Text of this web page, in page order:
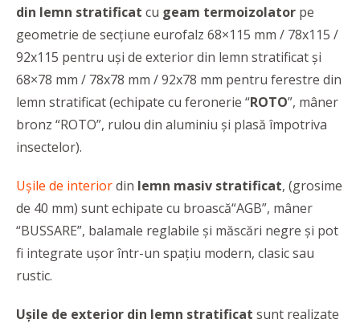
din lemn stratificat cu geam termoizolator pe
geometrie de secțiune eurofalz 68×115 mm / 78x115 /
92x115 pentru uși de exterior din lemn stratificat și
68×78 mm / 78x78 mm / 92x78 mm pentru ferestre din
lemn stratificat (echipate cu feronerie “ROTO”, mâner
bronz “ROTO”, rulou din aluminiu și plasă împotriva
insectelor).
Ușile de interiordin lemn masiv stratificat, (grosime
de 40 mm) sunt echipate cu broască“AGB”, mâner
“BUSSARE”, balamale reglabile și măscări negre și pot
fi integrate ușor într-un spațiu modern, clasic sau
rustic.
Ușile de exterior din lemn stratificat sunt realizate